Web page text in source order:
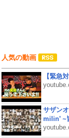
人気の動画
【緊急
サザン
milin’ ~